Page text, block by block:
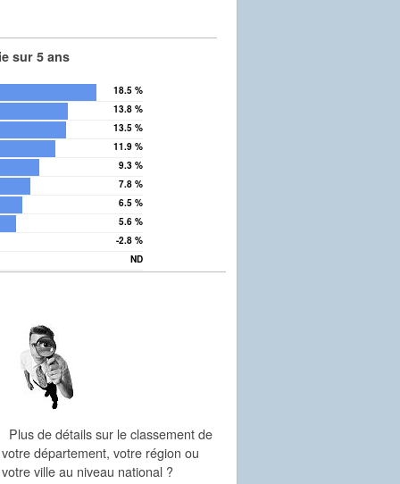
sur 5 ans
18.5 %
13.8 %
13.5 %
11.9 %
9.3 %
7.8 %
6.5 %
5.6 %
-2.8 %
ND
Plus de détails sur le classement de
votre département, votre région ou
votre ville au niveau national ?